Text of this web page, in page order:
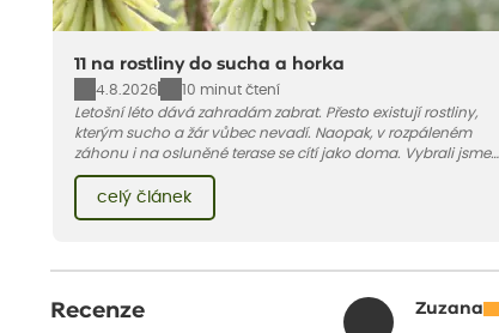
11 na rostliny do sucha a horka
4.8.2026
10 minut čtení
Letošní léto dává zahradám zabrat. Přesto existují rostliny,
kterým sucho a žár vůbec nevadí. Naopak, v rozpáleném
záhonu i na osluněné terase se cítí jako doma. Vybrali jsme
pro vás 11 tipů na odolné druhy, které zvládnou horké a suché
léto bez pravidelné zálivky. Pojďme se podívat, které to jsou.
celý článek
Recenze Zuzana